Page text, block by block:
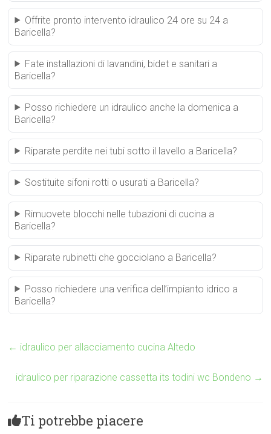
Offrite pronto intervento idraulico 24 ore su 24 a
Baricella?
Fate installazioni di lavandini, bidet e sanitari a
Baricella?
Posso richiedere un idraulico anche la domenica a
Baricella?
Riparate perdite nei tubi sotto il lavello a Baricella?
Sostituite sifoni rotti o usurati a Baricella?
Rimuovete blocchi nelle tubazioni di cucina a
Baricella?
Riparate rubinetti che gocciolano a Baricella?
Posso richiedere una verifica dell’impianto idrico a
Baricella?
← idraulico per allacciamento cucina Altedo
idraulico per riparazione cassetta its todini wc Bondeno →
Ti potrebbe piacere